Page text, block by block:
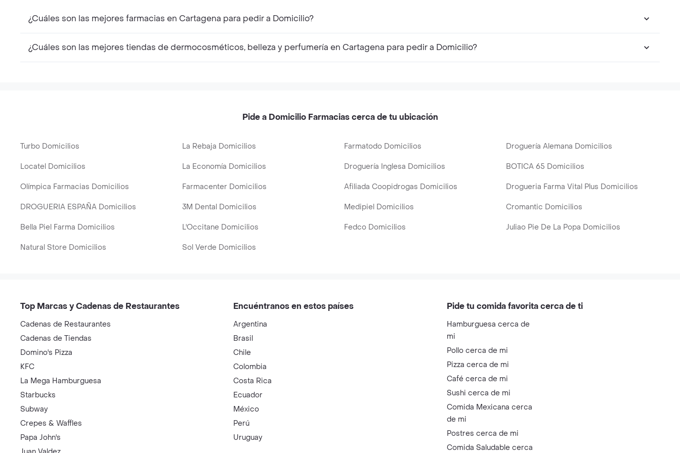
¿Cuáles son las mejores farmacias en Cartagena para pedir a Domicilio?
¿Cuáles son las mejores tiendas de dermocosméticos, belleza y perfumería en Cartagena para pedir a Domicilio?
Pide a Domicilio Farmacias cerca de tu ubicación
Turbo Domicilios La Rebaja Domicilios Farmatodo Domicilios Droguería Alemana Domicilios
Locatel Domicilios La Economía Domicilios Droguería Inglesa Domicilios BOTICA 65 Domicilios
Olímpica Farmacias Domicilios Farmacenter Domicilios Afiliada Coopidrogas Domicilios Drogueria Farma Vital Plus Domicilios
DROGUERIA ESPAÑA Domicilios 3M Dental Domicilios Medipiel Domicilios Cromantic Domicilios
Bella Piel Farma Domicilios L'Occitane Domicilios Fedco Domicilios Juliao Pie De La Popa Domicilios
Natural Store Domicilios Sol Verde Domicilios
Top Marcas y Cadenas de Restaurantes
Cadenas de Restaurantes
Cadenas de Tiendas
Domino's Pizza
KFC
La Mega Hamburguesa
Starbucks
Subway
Crepes & Waffles
Papa John's
Encuéntranos en estos países
Argentina
Brasil
Chile
Colombia
Costa Rica
Ecuador
México
Perú
Uruguay
Pide tu comida favorita cerca de ti
Hamburguesa cerca de
mi
Pollo cerca de mi
Pizza cerca de mi
Café cerca de mi
Sushi cerca de mi
Comida Mexicana cerca
de mi
Postres cerca de mi
Comida Saludable cerca